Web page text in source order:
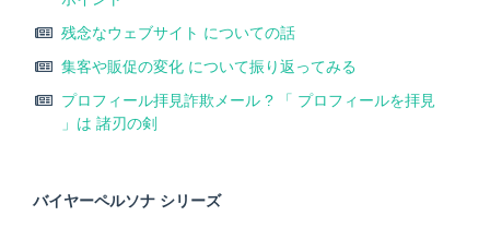
残念なウェブサイト についての話
集客や販促の変化 について振り返ってみる
プロフィール拝見詐欺メール ? 「 プロフィールを拝見
」は 諸刃の剣
バイヤーペルソナ シリーズ